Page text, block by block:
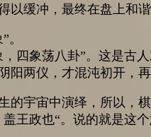
以缓冲，最终在盘上和谐
。
四象荡八卦”。这是古
阳两仪，才混沌初开，
宇宙中演绎，所以，
王政也“。说的就是这个